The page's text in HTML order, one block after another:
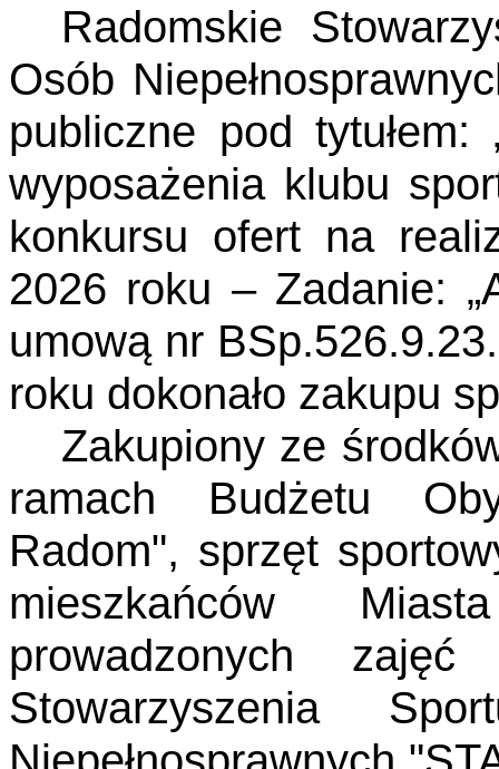
Radomskie
Osób
publiczne pod
wyposażenia klubu
konkursu ofert na
2026 roku – Zadanie:
umową nr
roku dokonało zakupu
Zakupiony ze
ramach Budżetu
Radom", sprzęt
mieszkańców
prowadzonych
Stowarzyszenia